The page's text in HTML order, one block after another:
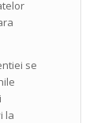
se
la